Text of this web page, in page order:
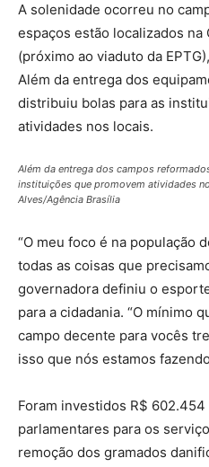
A solenidade ocorreu no
espaços estão localizados na
(próximo ao viaduto da
Além da entrega dos
distribuiu bolas para as
atividades nos locais.
Além da entrega dos campos
instituições que promovem atividades
Alves/Agência Brasília
“O meu foco é na população
todas as coisas que
governadora definiu o
para a cidadania. “O mínimo
campo decente para vocês
isso que nós estamos
Foram investidos R$
parlamentares para os
remoção dos gramados